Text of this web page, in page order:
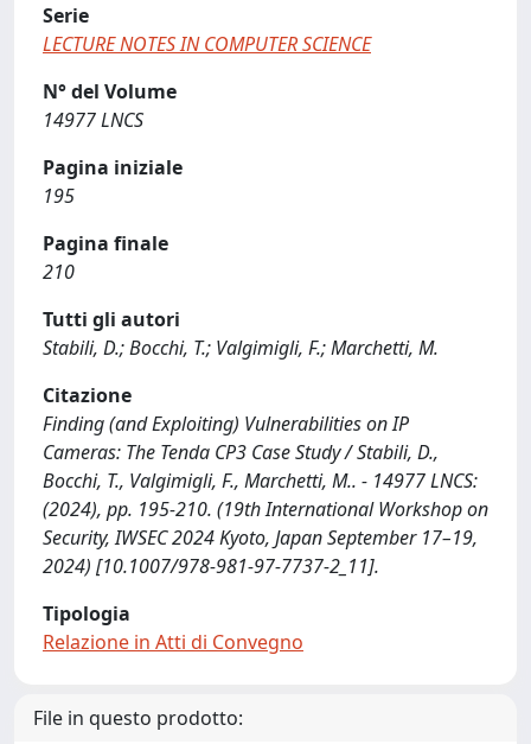
Serie
LECTURE NOTES IN COMPUTER SCIENCE
N° del Volume
14977 LNCS
Pagina iniziale
195
Pagina finale
210
Tutti gli autori
Stabili, D.; Bocchi, T.; Valgimigli, F.; Marchetti, M.
Citazione
Finding (and Exploiting) Vulnerabilities on IP
Cameras: The Tenda CP3 Case Study / Stabili, D.,
Bocchi, T., Valgimigli, F., Marchetti, M.. - 14977 LNCS:
(2024), pp. 195-210. (19th International Workshop on
Security, IWSEC 2024 Kyoto, Japan September 17–19,
2024) [10.1007/978-981-97-7737-2_11].
Tipologia
Relazione in Atti di Convegno
File in questo prodotto: